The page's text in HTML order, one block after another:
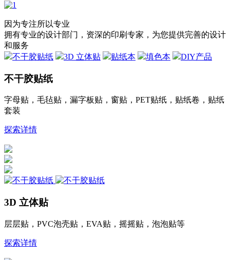
因为专注所以专业
拥有专业的设计部门，资深的印刷专家，为您提供完善的设计
和服务
不干胶贴纸
3D 立体贴 贴纸本 填色本 DIY产品
不干胶贴纸
字母贴，毛毡贴，漏字板贴，窗贴，PET贴纸，贴纸卷，贴纸
套装
探索详情
3D 立体贴
层层贴，PVC泡壳贴，EVA贴，摇摇贴，泡泡贴等
探索详情